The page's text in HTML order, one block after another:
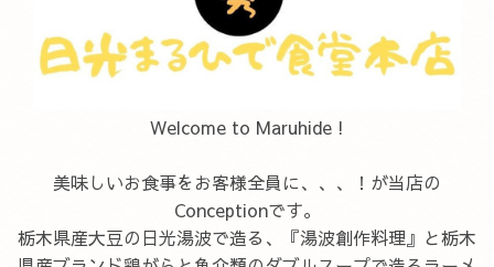
Welcome to Maruhide !
美味しいお食事をお客様全員に、、、！が当店の
Conceptionです。
栃木県産大豆の日光湯波で造る、『湯波創作料理』と栃木